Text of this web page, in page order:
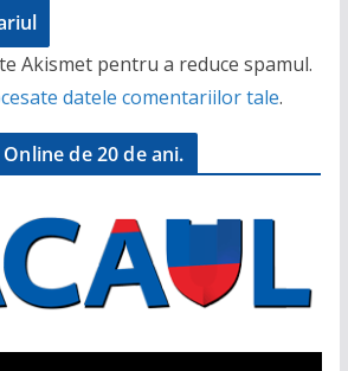
Akismet pentru a reduce spamul.
datele comentariilor tale.
de 20 de ani.